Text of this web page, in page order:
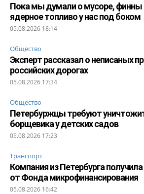
Пока мы думали о мусоре, финны
ядерное топливо у нас под боком
05.08.2026 18:14
Общество
Эксперт рассказал о неписаных
российских дорогах
05.08.2026 17:34
Общество
Петербуржцы требуют
борщевика у детских садов
05.08.2026 17:23
Транспорт
Компания из Петербурга
от Фонда микрофинансирования
05.08.2026 16:42